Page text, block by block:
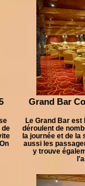
de
Grand Bar
Le Grand Bar est
déroulent de
la journée et de la
aussi les
y trouve